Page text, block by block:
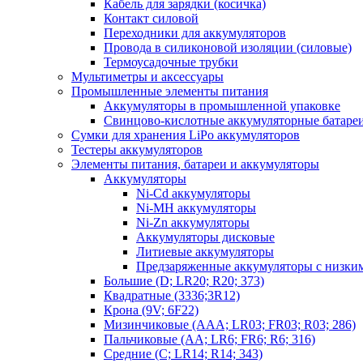
Кабель для зарядки (косичка)
Контакт силовой
Переходники для аккумуляторов
Провода в силиконовой изоляции (силовые)
Термоусадочные трубки
Мультиметры и аксессуары
Промышленные элементы питания
Аккумуляторы в промышленной упаковке
Свинцово-кислотные аккумуляторные
Сумки для хранения LiPo аккумуляторов
Тестеры аккумуляторов
Элементы питания, батареи и аккумуляторы
Аккумуляторы
Ni-Cd аккумуляторы
Ni-MH аккумуляторы
Ni-Zn аккумуляторы
Аккумуляторы дисковые
Литиевые аккумуляторы
Предзаряженные аккумуляторы с
Большие (D; LR20; R20; 373)
Квадратные (3336;3R12)
Крона (9V; 6F22)
Мизинчиковые (AAA; LR03; FR03; R03; 286)
Пальчиковые (AA; LR6; FR6; R6; 316)
Средние (C; LR14; R14; 343)